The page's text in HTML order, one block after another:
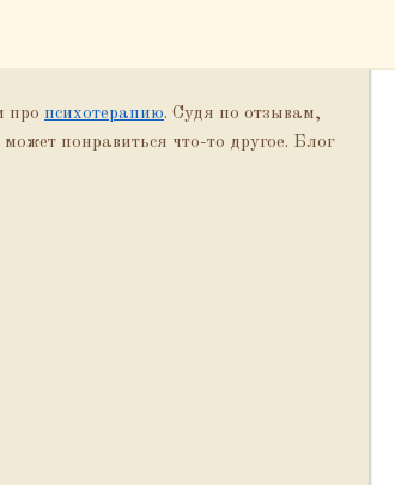
про психотерапию. Судя по отзывам,
понравиться что-то другое. Блог